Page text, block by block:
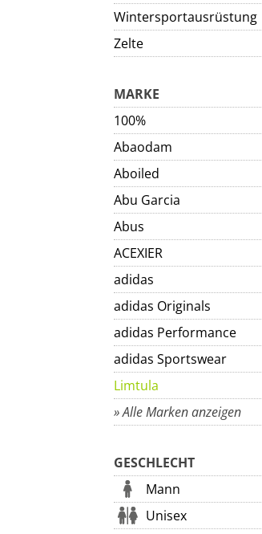
Wintersportausrüstung
Zelte
MARKE
100%
Abaodam
Aboiled
Abu Garcia
Abus
ACEXIER
adidas
adidas Originals
adidas Performance
adidas Sportswear
Limtula
» Alle Marken anzeigen
GESCHLECHT
Mann
Unisex